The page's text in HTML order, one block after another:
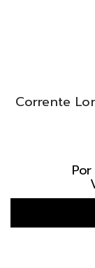
Corrente